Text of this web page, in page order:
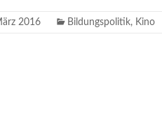
2016 Bildungspolitik, Kino